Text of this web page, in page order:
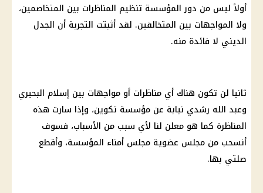
أولاً ليس من دور المؤسسة تنظيم المناظرات بين المتخاصمين،
ولا المواجهات بين المتخالفين. لقد أثبتت التجربة أن الجدل
الديني لا فائدة منه.
ثانيا لن تكون هناك أي مناظرات أو مواجهات بين إسلام البحيري
وعبد الله رشدي نيابة عن مؤسسة تكوين، وإذا سارت هذه
المناظرة كما هو معلن لنا لأي سبب من الأسباب، فسوف
أنسحب من مجلس عضوية مجلس أمناء المؤسسة، وأقطع
صلتي بها.